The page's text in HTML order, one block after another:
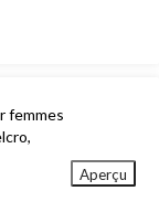
femmes
Aperçu